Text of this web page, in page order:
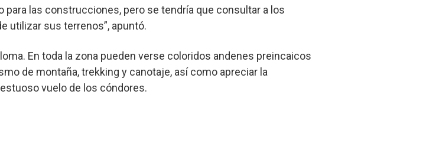
las construcciones, pero se tendría que consultar a los
utilizar sus terrenos”, apuntó.
En toda la zona pueden verse coloridos andenes preincaicos
de montaña, trekking y canotaje, así como apreciar la
vuelo de los cóndores.